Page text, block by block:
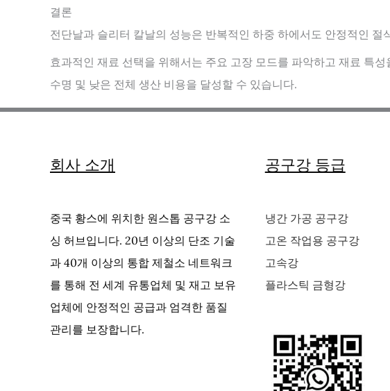
결론
전단날과 슬리터 칼날의 성능은 반복적인 하중 하에서도 안정적인 절
효과적인 재료 선택을 위해서는 주요 고장 모드를 파악하고 재료 특
수명 및 낮은 전체 생산 비용을 달성할 수 있습니다.
회사 소개
중국 황스에 위치한 원스톱 공구강 소
싱 허브입니다. 20년 이상의 단조 기술
과 40개 이상의 통합 제철소 네트워크
를 통해 전 세계 유통업체 및 재고 보유
업체에 안정적인 공급과 엄격한 품질
관리를 보장합니다.
공구강 등급
냉간 가공 공구강
고온 작업용 공구강
고속강
플라스틱 금형강